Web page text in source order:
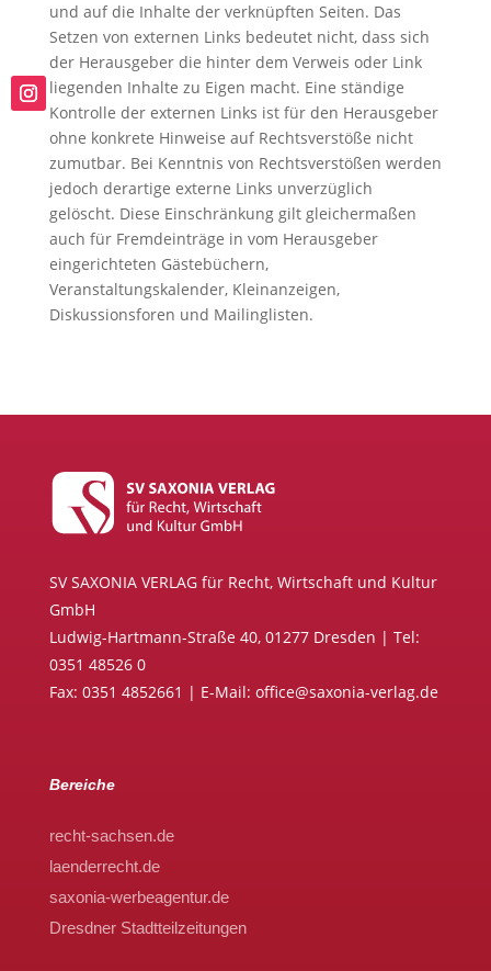
und auf die Inhalte der verknüpften Seiten. Das
Setzen von externen Links bedeutet nicht, dass sich
der Herausgeber die hinter dem Verweis oder Link
liegenden Inhalte zu Eigen macht. Eine ständige
Kontrolle der externen Links ist für den Herausgeber
ohne konkrete Hinweise auf Rechtsverstöße nicht
zumutbar. Bei Kenntnis von Rechtsverstößen werden
jedoch derartige externe Links unverzüglich
gelöscht. Diese Einschränkung gilt gleichermaßen
auch für Fremdeinträge in vom Herausgeber
eingerichteten Gästebüchern,
Veranstaltungskalender, Kleinanzeigen,
Diskussionsforen und Mailinglisten.
SV SAXONIA VERLAG für Recht, Wirtschaft und Kultur
GmbH
Ludwig-Hartmann-Straße 40, 01277 Dresden | Tel:
0351 48526 0
Fax: 0351 4852661 | E-Mail: office@saxonia-verlag.de
Bereiche
recht-sachsen.de
laenderrecht.de
saxonia-werbeagentur.de
Dresdner Stadtteilzeitungen